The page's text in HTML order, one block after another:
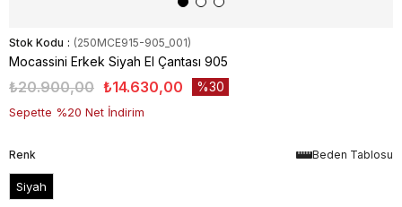
Stok Kodu (250MCE915-905_001)
Mocassini Erkek Siyah El Çantası 905
₺20.900,00 ₺14.630,00 30
Sepette %20 Net İndirim
Beden Tablosu
Renk
Siyah